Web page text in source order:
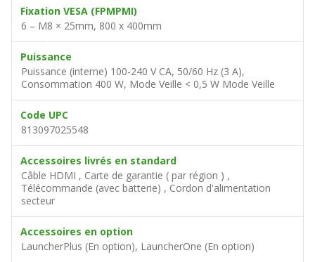
Fixation VESA (FPMPMI)
6 – M8 × 25mm, 800 x 400mm
Puissance
Puissance (interne) 100-240 V CA, 50/60 Hz (3 A),
Consommation 400 W, Mode Veille < 0,5 W Mode Veille
Code UPC
813097025548
Accessoires livrés en standard
Câble HDMI , Carte de garantie ( par région ) ,
Télécommande (avec batterie) , Cordon d'alimentation
secteur
Accessoires en option
LauncherPlus (En option), LauncherOne (En option)